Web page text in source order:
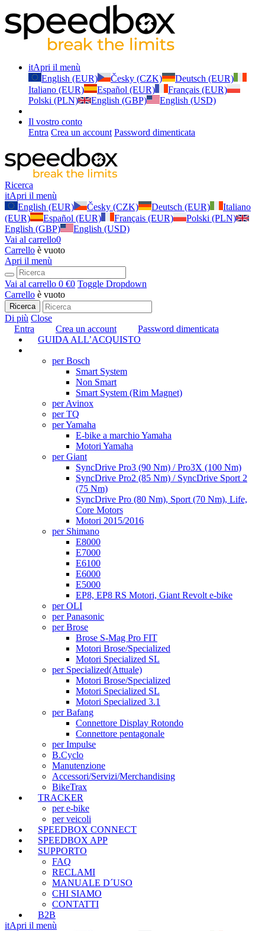
itApri il menù
English (EUR)
Česky (CZK)
Deutsch (EUR)
Italiano (EUR)
Español (EUR)
Français (EUR)
Polski (PLN)
English (GBP) English (USD)
Il vostro conto
Entra Crea un account Password dimenticata
Ricerca
itApri il menù
English (EUR)
Česky (CZK) Deutsch (EUR)
Italiano
(EUR)
Español (EUR) Français (EUR)
Polski (PLN)
English (GBP)
English (USD)
Vai al carrello0
Carrello è vuoto
Apri il menù
Vai al carrello 0 €0 Toggle Dropdown
Carrello è vuoto
Ricerca
Di più Close
Entra
Crea un account
Password dimenticata
GUIDA ALL’ACQUISTO
per Bosch
Smart System
Non Smart
Smart System (Rim Magnet)
per Avinox
per TQ
per Yamaha
E-bike a marchio Yamaha
Motori Yamaha
per Giant
SyncDrive Pro3 (90 Nm) / Pro3X (100 Nm)
SyncDrive Pro2 (85 Nm) / SyncDrive Sport 2
(75 Nm)
SyncDrive Pro (80 Nm), Sport (70 Nm), Life,
Core Motors
Motori 2015/2016
per Shimano
E8000
E7000
E6100
E6000
E5000
EP8, EP8 RS Motori, Giant Revolt e-bike
per OLI
per Panasonic
per Brose
Brose S-Mag Pro FIT
Motori Brose/Specialized
Motori Specialized SL
per Specialized(Attuale)
Motori Brose/Specialized
Motori Specialized SL
Motori Specialized 3.1
per Bafang
Connettore Display Rotondo
Connettore pentagonale
per Impulse
B.Cyclo
Manutenzione
Accessori/Servizi/Merchandising
BikeTrax
TRACKER
per e-bike
per veicoli
SPEEDBOX CONNECT
SPEEDBOX APP
SUPPORTO
FAQ
RECLAMI
MANUALE D´USO
CHI SIAMO
CONTATTI
B2B
itApri il menù